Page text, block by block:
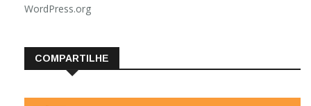
WordPress.org
COMPARTILHE